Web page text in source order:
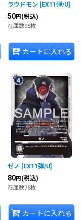
ラウドモン [EX11弾/U]
50円 (税込)
在庫数95枚
カートに入れる
ゼノ [EX11弾/U]
80円 (税込)
在庫数75枚
カートに入れる